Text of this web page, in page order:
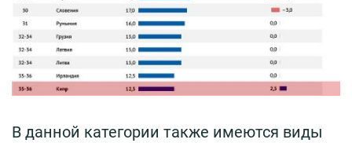
В данной категории также имеются виды